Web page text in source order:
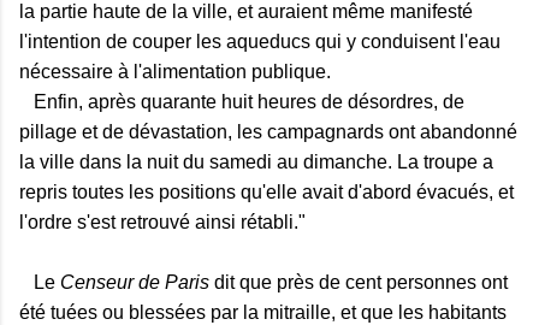
la partie haute de la ville, et auraient même manifesté
l'intention de couper les aqueducs qui y conduisent l'eau
nécessaire à l'alimentation publique.
Enfin, après quarante huit heures de désordres, de
pillage et de dévastation, les campagnards ont abandonné
la ville dans la nuit du samedi au dimanche. La troupe a
repris toutes les positions qu'elle avait d'abord évacués, et
l'ordre s'est retrouvé ainsi rétabli."
Le Censeur de Paris dit que près de cent personnes ont
été tuées ou blessées par la mitraille, et que les habitants